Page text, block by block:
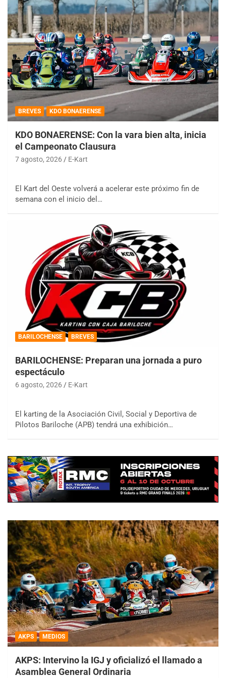
BREVES KDO BONAERENSE
KDO BONAERENSE: Con la vara bien alta, inicia
el Campeonato Clausura
7 agosto, 2026 E-Kart
El Kart del Oeste volverá a acelerar este próximo fin de
semana con el inicio del…
BARILOCHENSE BREVES
BARILOCHENSE: Preparan una jornada a puro
espectáculo
6 agosto, 2026 E-Kart
El karting de la Asociación Civil, Social y Deportiva de
Pilotos Bariloche (APB) tendrá una exhibición…
AKPS MEDIOS
AKPS: Intervino la IGJ y oficializó el llamado a
Asamblea General Ordinaria